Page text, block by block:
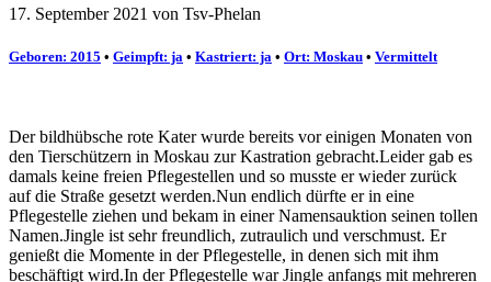
17. September 2021 von Tsv-Phelan
Geboren: 2015 • Geimpft: ja • Kastriert: ja • Ort: Moskau • Vermittelt
Der bildhübsche rote Kater wurde bereits vor einigen Monaten von
den Tierschützern in Moskau zur Kastration gebracht.Leider gab es
damals keine freien Pflegestellen und so musste er wieder zurück
auf die Straße gesetzt werden.Nun endlich dürfte er in eine
Pflegestelle ziehen und bekam in einer Namensauktion seinen tollen
Namen.Jingle ist sehr freundlich, zutraulich und verschmust. Er
genießt die Momente in der Pflegestelle, in denen sich mit ihm
beschäftigt wird.In der Pflegestelle war Jingle anfangs mit mehreren